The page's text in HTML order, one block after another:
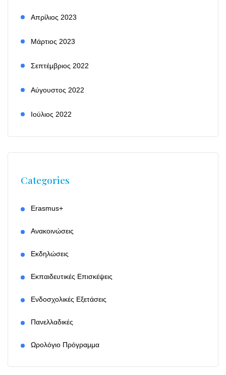
Απρίλιος 2023
Μάρτιος 2023
Σεπτέμβριος 2022
Αύγουστος 2022
Ιούλιος 2022
Categories
Erasmus+
Ανακοινώσεις
Εκδηλώσεις
Εκπαιδευτικές Επισκέψεις
Ενδοσχολικές Εξετάσεις
Πανελλαδικές
Ωρολόγιο Πρόγραμμα